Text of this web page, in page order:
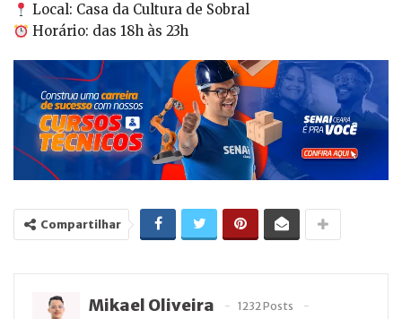
Local: Casa da Cultura de Sobral
Horário: das 18h às 23h
Compartilhar
Mikael Oliveira
1232 Posts